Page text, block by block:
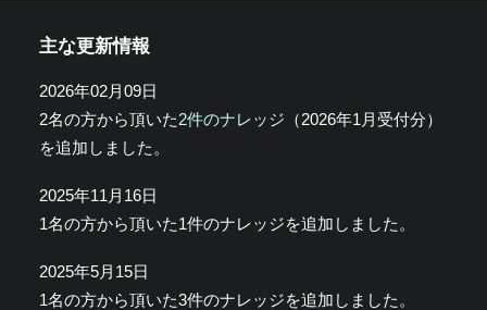
主な更新情報
2026年02月09日
2名の方から頂いた2件のナレッジ （2026年1月受付分）
を追加しました。
2025年11月16日
1名の方から頂いた1件のナレッジを追加しました。
2025年5月15日
1名の方から頂いた3件のナレッジを追加しました。